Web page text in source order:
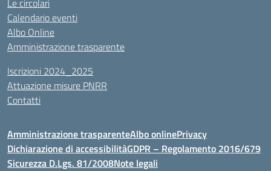
Le circolari
Calendario eventi
Albo Online
Amministrazione trasparente
Iscrizioni 2024_2025
Attuazione misure PNRR
Contatti
Amministrazione trasparenteAlbo onlinePrivacy
Dichiarazione di accessibilitàGDPR – Regolamento 2016/679
Sicurezza D.Lgs. 81/2008Note legali